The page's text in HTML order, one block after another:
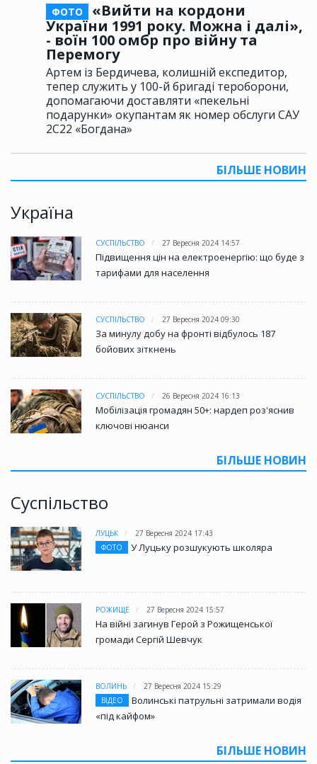
ФОТО
«Вийти на кордони
України 1991 року. Можна і далі»,
- воїн 100 омбр про війну та
Перемогу
Артем із Бердичева, колишній експедитор,
тепер служить у 100-й бригаді тероборони,
допомагаючи доставляти «пекельні
подарунки» окупантам як номер обслуги САУ
2С22 «Богдана»
БІЛЬШЕ НОВИН
Україна
СУСПІЛЬСТВО 27 Вересня 2024 14:57
Підвищення цін на електроенергію: що буде з
тарифами для населення
СУСПІЛЬСТВО 27 Вересня 2024 09:30
За минулу добу на фронті відбулось 187
бойових зіткнень
СУСПІЛЬСТВО 26 Вересня 2024 16:13
Мобілізація громадян 50+: нардеп роз'яснив
ключові нюанси
БІЛЬШЕ НОВИН
Суспільство
ЛУЦЬК
27 Вересня 2024 17:43
ФОТО
У Луцьку розшукують школяра
РОЖИЩЕ 27 Вересня 2024 15:57
На війні загинув Герой з Рожищенської
громади Сергій Шевчук
ВОЛИНЬ
27 Вересня 2024 15:29
ВІДЕО
Волинські патрульні затримали водія
«під кайфом»
БІЛЬШЕ НОВИН